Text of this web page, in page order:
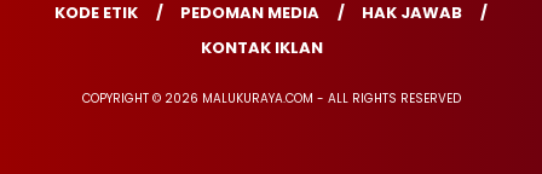
KODE ETIK
PEDOMAN MEDIA
HAK JAWAB
KONTAK IKLAN
COPYRIGHT © 2026 MALUKURAYA.COM - ALL RIGHTS RESERVED